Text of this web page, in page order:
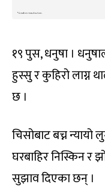
१९ पुस, धनुषा ।
हुस्सु र कुहिरो लाग्न
छ ।
चिसोबाट बच्न न्यायो
घरबाहिर निस्किन
सुझाव दिएका छन् ।